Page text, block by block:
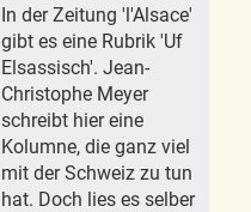
In der Zeitung 'l'Alsace'
gibt es eine Rubrik 'Uf
Elsassisch'. Jean-
Christophe Meyer
schreibt hier eine
Kolumne, die ganz viel
mit der Schweiz zu tun
hat. Doch lies es selber